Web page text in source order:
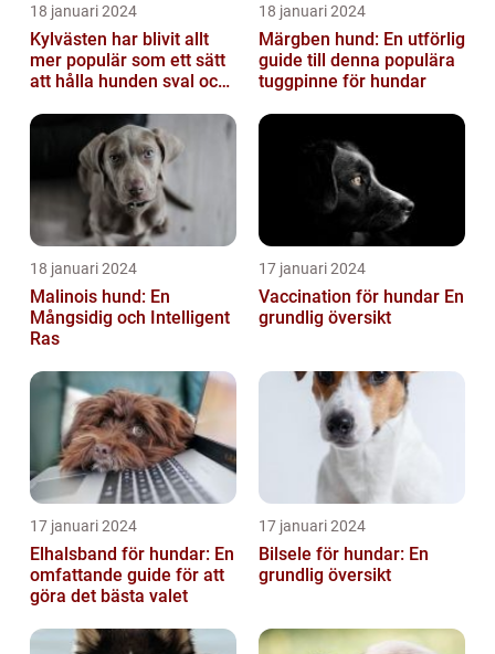
18 januari 2024
Kylvästen har blivit allt
mer populär som ett sätt
att hålla hunden sval och
väde...
18 januari 2024
Märgben hund: En utförlig
guide till denna populära
tuggpinne för hundar
18 januari 2024
Malinois hund: En
Mångsidig och Intelligent
Ras
17 januari 2024
Vaccination för hundar En
grundlig översikt
17 januari 2024
Elhalsband för hundar: En
omfattande guide för att
göra det bästa valet
17 januari 2024
Bilsele för hundar: En
grundlig översikt